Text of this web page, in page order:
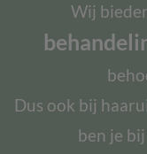
Wij
Dus ook bij
ben je